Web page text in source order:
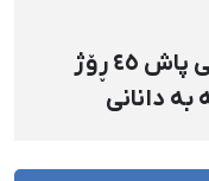
پیرانشار؛ محەممەدقادر گۆلابی پاش ٤٥ ڕۆژ
دانانی